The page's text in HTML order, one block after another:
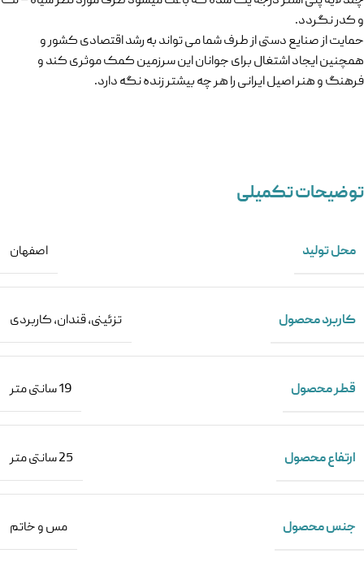
و کدر نگردد.
حمایت از صنایع دستی از طرف شما می تواند به رشد اقتصادی کشور و
همچنین ایجاد اشتغال برای جوانان این سرزمین کمک موثری کند و
فرهنگ و هنر اصیل ایرانی را هر چه بیشتر زنده نگه دارد.
توضیحات تکمیلی
محل تولید اصفهان
کاربرد محصول تزئینی,قندان,کاربردی
قطر محصول 19 سانتی متر
ارتفاع محصول 25 سانتی متر
جنس محصول مس و خاتم